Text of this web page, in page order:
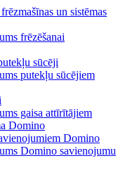
un sistēmas
frēzēšanai
sūcēji
putekļu sūcējiem
gaisa attīrītājiem
Domino
Domino
Domino savienojumu